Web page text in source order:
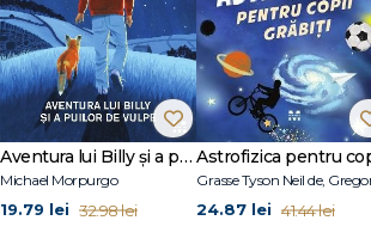
Aventura lui Billy și a puilor de vulpe
Michael Morpurgo
19.79 lei 32.98 lei 24.87 lei 41.44 lei